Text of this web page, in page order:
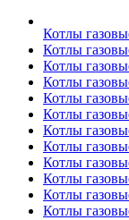
Котлы
Котлы
Котлы
Котлы
Котлы
Котлы
Котлы
Котлы
Котлы
Котлы
Котлы
Котлы